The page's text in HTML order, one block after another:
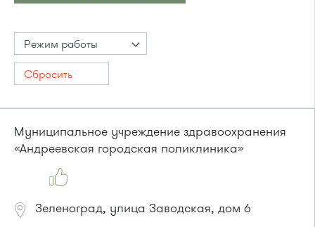
Режим работы
Сбросить
ПОСМОТРЕТЬ НА КАРТЕ
Муниципальное учреждение здравоохранения
«Андреевская городская поликлиника»
Зеленоград, улица Заводская, дом 6